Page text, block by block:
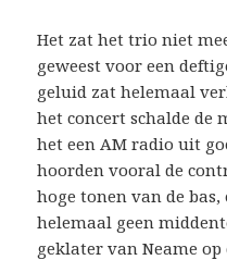
Het zat het trio niet
geweest voor een
geluid zat helemaal
het concert schalde de
het een AM radio uit
hoorden vooral de
hoge tonen van de
helemaal geen
geklater van Neame